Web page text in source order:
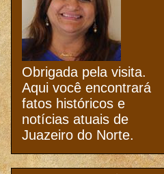
Obrigada pela visita.
Aqui você encontrará
fatos históricos e
notícias atuais de
Juazeiro do Norte.